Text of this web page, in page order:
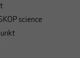
science